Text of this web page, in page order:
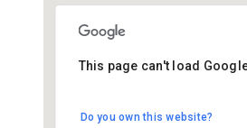
Montessori+
Jan Nieuwenhuyzenstraat
This page can't load
Do you own this website?